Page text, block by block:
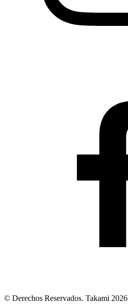
© Derechos Reservados. Takami 2026